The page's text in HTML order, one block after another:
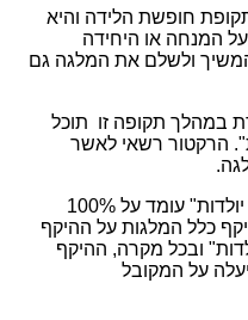
חופשת הלידה והיא
עד 15 שבועות. על המנחה או היחידה
ולשלם את המלגה גם
במהלך תקופה זו תוכל
הרקטור רשאי לאשר
ההיקף המקסימלי של מלגת "רקטור יולדות" עומד על 100%
כלל המלגות על ההיקף
ובכל מקרה, ההיקף
על המקובל